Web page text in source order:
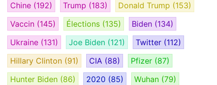
Chine (192) Trump (183) Donald Trump (153)
Vaccin (145) Élections (135) Biden (134)
Ukraine (131) Joe Biden (121) Twitter (112)
Hillary Clinton (91) CIA (88) Pfizer (87)
Hunter Biden (86) 2020 (85) Wuhan (79)